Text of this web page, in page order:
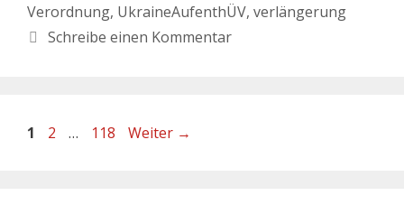
Verordnung, UkraineAufenthÜV, verlängerung
Schreibe einen Kommentar
1 2 … 118 Weiter →